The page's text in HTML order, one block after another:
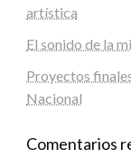
artística
El sonido de la
Proyectos
Nacional
Comentarios